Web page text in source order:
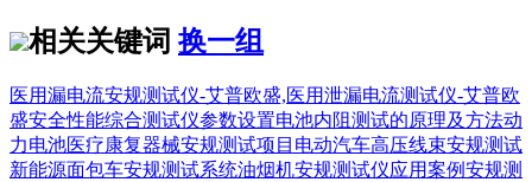
相关关键词 换一组
医用漏电流安规测试仪-艾普欧盛,医用泄漏电流测试仪-艾普欧
盛安全性能综合测试仪参数设置电池内阻测试的原理及方法动
力电池医疗康复器械安规测试项目 电动汽车高压线束安规测试
新能源面包车安规测试系统油烟机安规测试仪应用案例安规测